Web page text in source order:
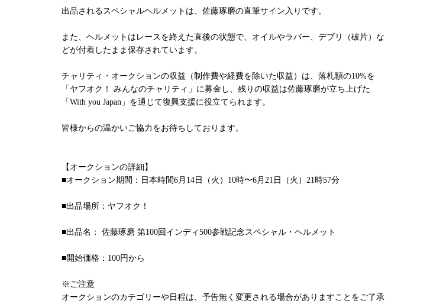
出品されるスペシャルヘルメットは、佐藤琢磨の直筆サイン入りです。
また、ヘルメットはレースを終えた直後の状態で、オイルやラバー、デブリ（破片）な
どが付着したまま保存されています。
チャリティ・オークションの収益（制作費や経費を除いた収益）は、落札額の10%を
「ヤフオク！ みんなのチャリティ」に募金し、残りの収益は佐藤琢磨が立ち上げた
「With you Japan」を通じて復興支援に役立てられます。
皆様からの温かいご協力をお待ちしております。
【オークションの詳細】
■オークション期間：日本時間6月14日（火）10時〜6月21日（火）21時57分
■出品場所：ヤフオク！
■出品名： 佐藤琢磨 第100回インディ500参戦記念スペシャル・ヘルメット
■開始価格：100円から
※ご注意
オークションのカテゴリーや日程は、予告無く変更される場合がありますことをご了承